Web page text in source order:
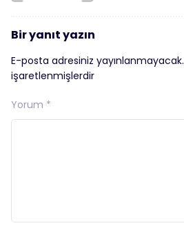
Bir yanıt yazın
E-posta adresiniz yayınlanmayacak.
işaretlenmişlerdir
Yorum *